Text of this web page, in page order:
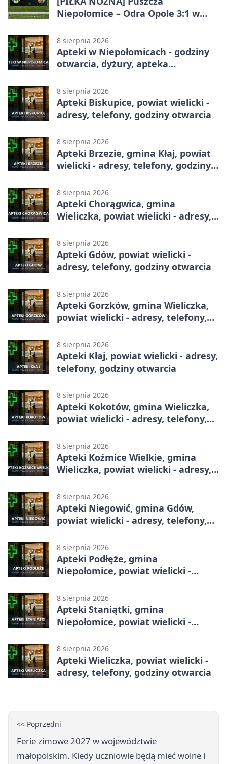
Niepołomice – Odra Opole 3:1 w
odwrócili losy meczu
8 sierpnia 2026
Apteki w Niepołomicach - godziny
otwarcia, dyżury, apteka
8 sierpnia 2026
Apteki Biskupice, powiat wielicki -
adresy, telefony, godziny otwarcia
8 sierpnia 2026
Apteki Brzezie, gmina Kłaj, powiat
wielicki - adresy, telefony, godziny
8 sierpnia 2026
Apteki Chorągwica, gmina
Wieliczka, powiat wielicki - adresy,
8 sierpnia 2026
Apteki Gdów, powiat wielicki -
adresy, telefony, godziny otwarcia
8 sierpnia 2026
Apteki Gorzków, gmina Wieliczka,
powiat wielicki - adresy, telefony,
8 sierpnia 2026
Apteki Kłaj, powiat wielicki - adresy,
telefony, godziny otwarcia
8 sierpnia 2026
Apteki Kokotów, gmina Wieliczka,
powiat wielicki - adresy, telefony,
8 sierpnia 2026
Apteki Koźmice Wielkie, gmina
Wieliczka, powiat wielicki - adresy,
8 sierpnia 2026
Apteki Niegowić, gmina Gdów,
powiat wielicki - adresy, telefony,
8 sierpnia 2026
Apteki Podłęże, gmina
Niepołomice, powiat wielicki -
8 sierpnia 2026
Apteki Staniątki, gmina
Niepołomice, powiat wielicki -
8 sierpnia 2026
Apteki Wieliczka, powiat wielicki -
adresy, telefony, godziny otwarcia
<< Poprzedni
Ferie zimowe 2027 w województwie
małopolskim. Kiedy uczniowie będą mieć wolne i